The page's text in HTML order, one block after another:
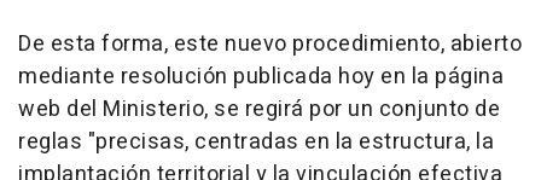
De esta forma, este nuevo procedimiento, abierto
mediante resolución publicada hoy en la página
web del Ministerio, se regirá por un conjunto de
reglas "precisas, centradas en la estructura, la